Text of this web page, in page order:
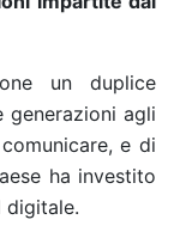
un duplice
agli
e di
ha investito
digitale.